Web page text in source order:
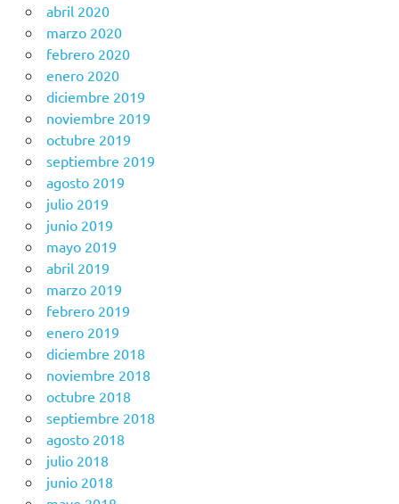
abril 2020
marzo 2020
febrero 2020
enero 2020
diciembre 2019
noviembre 2019
octubre 2019
septiembre 2019
agosto 2019
julio 2019
junio 2019
mayo 2019
abril 2019
marzo 2019
febrero 2019
enero 2019
diciembre 2018
noviembre 2018
octubre 2018
septiembre 2018
agosto 2018
julio 2018
junio 2018